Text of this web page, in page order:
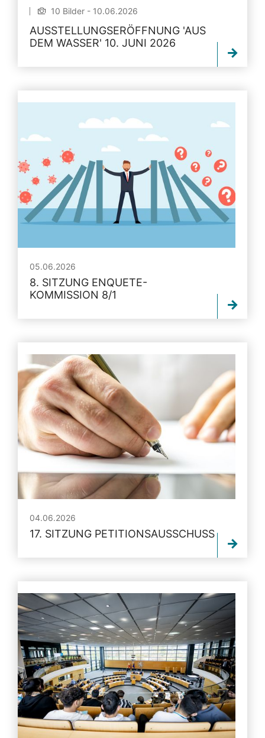
10 Bilder - 10.06.2026
AUSSTELLUNGSERÖFFNUNG 'AUS
DEM WASSER' 10. JUNI 2026
05.06.2026
8. SITZUNG ENQUETE-
KOMMISSION 8/1
04.06.2026
17. SITZUNG PETITIONSAUSSCHUSS